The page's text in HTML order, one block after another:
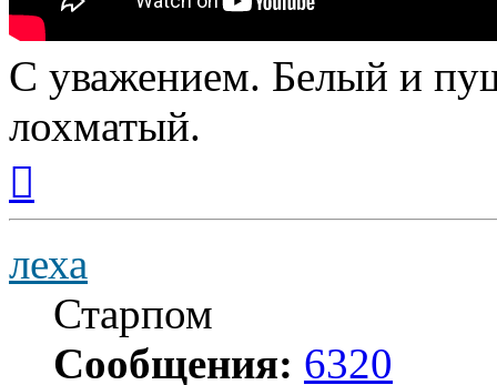
С уважением. Белый и
лохматый.
началу
леха
Старпом
Сообщения: 6320